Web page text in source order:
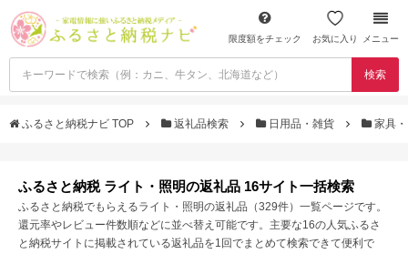
限度額をチェック お気に入り メニュー
検索
ふるさと納税ナビ TOP 返礼品検索 日用品・雑貨 家具
ふるさと納税 ライト・照明の返礼品 16サイト一括検索
ふるさと納税でもらえるライト・照明の返礼品（329件）一覧ページです。
還元率やレビュー件数順などに並べ替え可能です。主要な16の人気ふるさ
と納税サイトに掲載されている返礼品を1回でまとめて検索できて便利で